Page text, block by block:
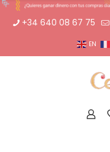
+34 640 08 67 75
EN